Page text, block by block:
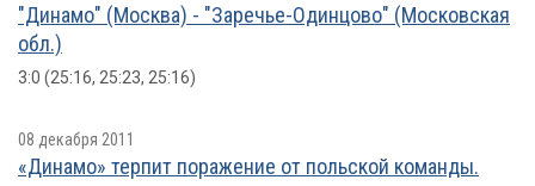
"Динамо" (Москва) - "Заречье-Одинцово" (Московская
обл.)
3:0 (25:16, 25:23, 25:16)
08 декабря 2011
«Динамо» терпит поражение от польской команды.